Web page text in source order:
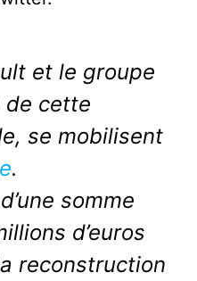
et le groupe
de cette
se mobilisent
.
somme
d’euros
reconstruction